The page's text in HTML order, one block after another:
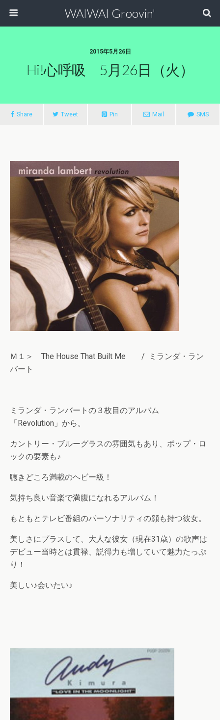
WAIWAI Groovin'
2015年5月26日
Hi!心呼吸 5月26日（火）
Share Tweet Pin Mail SMS
Ｍ１＞ The House That Built Me / ミランダ・ラン
バート
ミランダ・ランバートの３枚目のアルバム
「Revolution」から。
カントリー・ブルーグラスの雰囲気もあり、ポップ・ロ
ックの要素も♪
聴きどころ満載のヘビー級！
気持ち良い音楽で満腹になれるアルバム！
もともとテレビ番組のパーソナリティの顔も持つ彼女。
美しさにプラスして、大人な彼女（現在31歳）の歌声は
デビュー当時とは貫禄、説得力も増していて魅力たっぷ
り！
美しい♪会いたい♪